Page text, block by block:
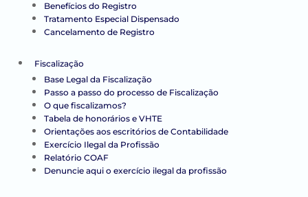
Benefícios do Registro
Tratamento Especial Dispensado
Cancelamento de Registro
Fiscalização
Base Legal da Fiscalização
Passo a passo do processo de Fiscalização
O que fiscalizamos?
Tabela de honorários e VHTE
Orientações aos escritórios de Contabilidade
Exercício Ilegal da Profissão
Relatório COAF
Denuncie aqui o exercício ilegal da profissão